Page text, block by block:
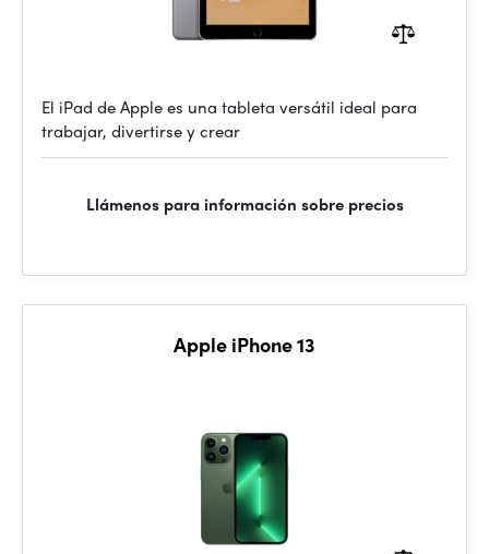
El iPad de Apple es una tableta versátil ideal para
trabajar, divertirse y crear
Llámenos para información sobre precios
Apple iPhone 13